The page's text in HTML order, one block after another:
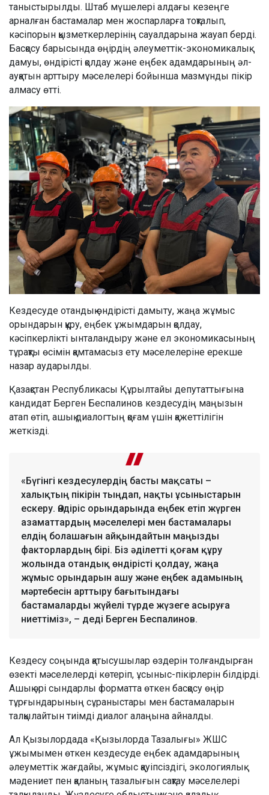
таныстырылды. Штаб мүшелері алдағы кезеңге
арналған бастамалар мен жоспарларға тоқталып,
кәсіпорын қызметкерлерінің сауалдарына жауап берді.
Басқосу барысында өңірдің әлеуметтік-экономикалық
дамуы, өндірісті қолдау және еңбек адамдарының әл-
ауқатын арттыру мәселелері бойынша мазмұнды пікір
алмасу өтті.
Кездесуде отандық өндірісті дамыту, жаңа жұмыс
орындарын құру, еңбек ұжымдарын қолдау,
кәсіпкерлікті ынталандыру және ел экономикасының
тұрақты өсімін қамтамасыз ету мәселелеріне ерекше
назар аударылды.
Қазақстан Республикасы Құрылтайы депутаттығына
кандидат Берген Беспалинов кездесудің маңызын
атап өтіп, ашық диалогтың қоғам үшін қажеттілігін
жеткізді.
«Бүгінгі кездесулердің басты мақсаты –
халықтың пікірін тыңдап, нақты ұсыныстарын
ескеру. Өндіріс орындарында еңбек етіп жүрген
азаматтардың мәселелері мен бастамалары
елдің болашағын айқындайтын маңызды
факторлардың бірі. Біз әділетті қоғам құру
жолында отандық өндірісті қолдау, жаңа
жұмыс орындарын ашу және еңбек адамының
мәртебесін арттыру бағытындағы
бастамаларды жүйелі түрде жүзеге асыруға
ниеттіміз», – деді Берген Беспалинов.
Кездесу соңында қатысушылар өздерін толғандырған
өзекті мәселелерді көтеріп, ұсыныс-пікірлерін білдірді.
Ашық әрі сындарлы форматта өткен басқосу өңір
тұрғындарының сұраныстары мен бастамаларын
талқылайтын тиімді диалог алаңына айналды.
Ал Қызылордада «Қызылорда Тазалығы» ЖШС
ұжымымен өткен кездесуде еңбек адамдарының
әлеуметтік жағдайы, жұмыс қауіпсіздігі, экологиялық
мәдениет пен қаланың тазалығын сақтау мәселелері